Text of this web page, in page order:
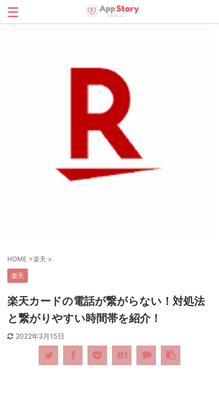
HOME >楽天 >
楽天
楽天カードの電話が繋がらない！対処法
と繋がりやすい時間帯を紹介！
2022年3月15日